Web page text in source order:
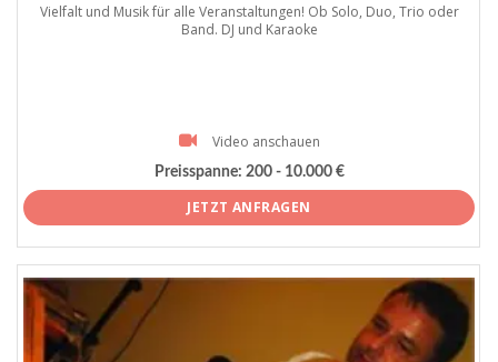
Vielfalt und Musik für alle Veranstaltungen! Ob Solo, Duo, Trio oder
Band. DJ und Karaoke
Video anschauen
Preisspanne: 200 - 10.000 €
JETZT ANFRAGEN